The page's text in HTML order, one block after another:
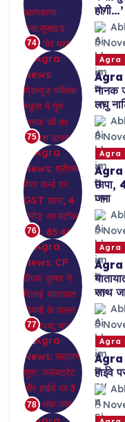
74
होगी…’
75
Agra
Agra
नानक
लघु
76
Agra
Agra
छापा,
जमा
77
Agra
Agra
साथ
78
Agra
Agra
हाईवे